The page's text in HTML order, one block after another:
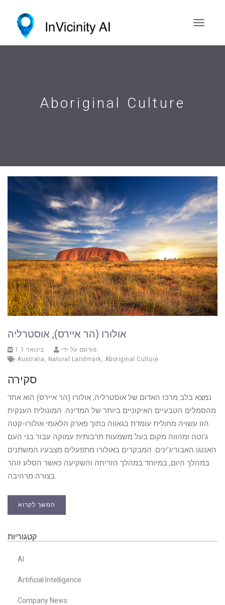
Aboriginal Culture
אולורו (הר איירס), אוסטרליה
1 בינואר 1
פורסם על ידי
Australia , Natural Landmark, Aboriginal Culture
סקירה
נמצא בלב מרכז האדום של אוסטרליה, אולורו (הר איירס) הוא אחד
מהסמלים הטבעיים האיקוניים ביותר של המדינה. המונולית הענקית
הזו עשויה מחולית עומדת בגאווה בתוך פארק הלאומי אולורו-קטה
ג’וטה ומהווה מקום בעל משמעות תרבותית עמוקה עבור בני העם
האננגו האבוריג’ינים. המבקרים באולורו מתפעלים מצבעיו המשתנים
במהלך היום, במיוחד במהלך הזריחה והשקיעה כאשר הסלע זוהר
בצורה מרהיבה.
המשך לקרוא
קטגוריות
AI
Artificial Intelligence
Company News